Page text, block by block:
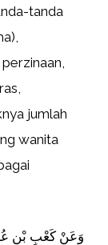
tanda
jumlah
wanita
وَعَنْ كَعْبِ بْنِ